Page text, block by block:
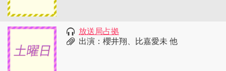
放送局占拠
出演：櫻井翔、比嘉愛未 他